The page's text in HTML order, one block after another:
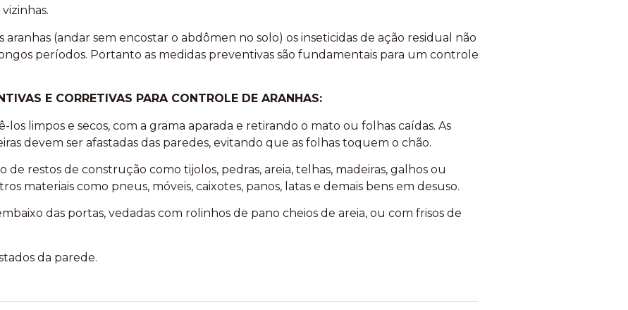
(andar sem encostar o abdômen no solo) os inseticidas de ação residual não
períodos. Portanto as medidas preventivas são fundamentais para um controle
E CORRETIVAS PARA CONTROLE DE ARANHAS:
los limpos e secos, com a grama aparada e retirando o mato ou folhas caídas. As
devem ser afastadas das paredes, evitando que as folhas toquem o chão.
restos de construção como tijolos, pedras, areia, telhas, madeiras, galhos ou
materiais como pneus, móveis, caixotes, panos, latas e demais bens em desuso.
das portas, vedadas com rolinhos de pano cheios de areia, ou com frisos de
da parede.